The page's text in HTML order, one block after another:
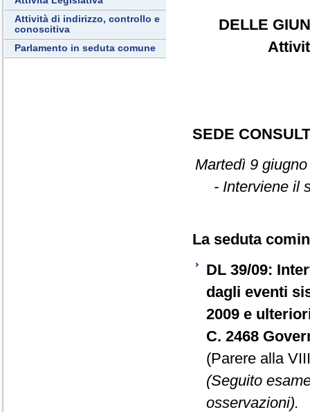
Attività di indirizzo, controllo e
conoscitiva
Parlamento in seduta comune
DELLE
SEDE
Martedì 9
- Interviene il
La seduta
DL 39/09:
dagli eventi
2009 e
C. 2468
(Parere alla
(Seguito
osservazioni).